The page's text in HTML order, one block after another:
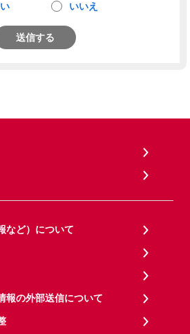
いいえ
送信する
など）について
報の外部送信について